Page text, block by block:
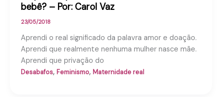
bebê? – Por: Carol Vaz
23/05/2018
Aprendi o real significado da palavra amor e doação.
Aprendi que realmente nenhuma mulher nasce mãe.
Aprendi que privação do
Desabafos, Feminismo, Maternidade real